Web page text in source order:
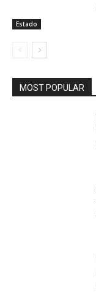
Estado
MOST POPULAR